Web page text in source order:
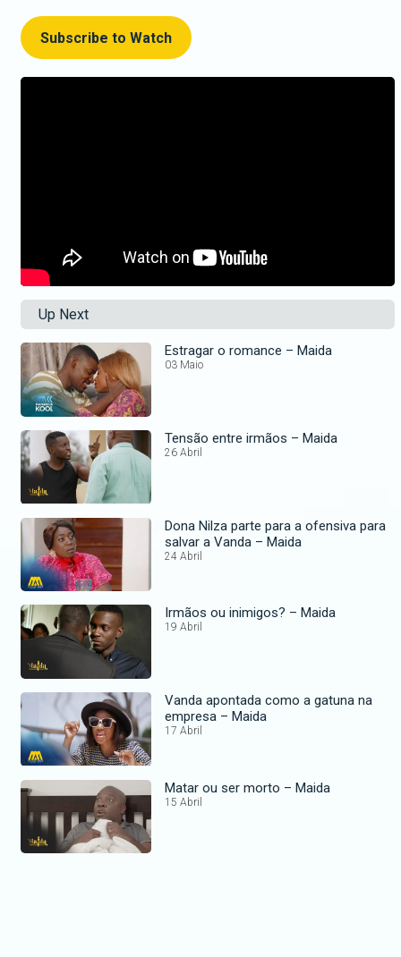
Subscribe to Watch
Up Next
Estragar o romance – Maida
03 Maio
Tensão entre irmãos – Maida
26 Abril
Dona Nilza parte para a ofensiva para
salvar a Vanda – Maida
24 Abril
Irmãos ou inimigos? – Maida
19 Abril
Vanda apontada como a gatuna na
empresa – Maida
17 Abril
Matar ou ser morto – Maida
15 Abril